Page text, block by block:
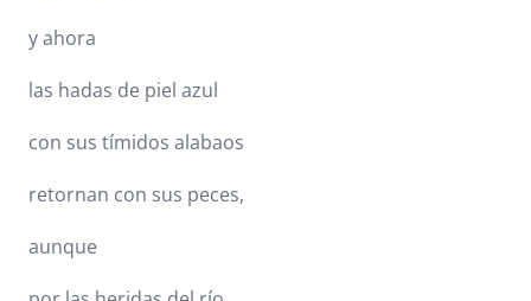
y ahora
las hadas de piel azul
con sus tímidos alabaos
retornan con sus peces,
aunque